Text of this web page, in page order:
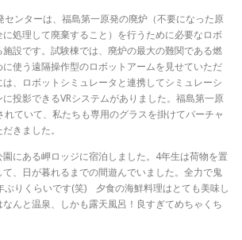
センターは、福島第一原発の廃炉（不要になった原
処理して廃棄すること）を行うために必要なロボ
設です。試験棟では、廃炉の最大の難関である燃
使う遠隔操作型のロボットアームを見せていただ
、ロボットシミュレータと連携してシミュレーシ
投影できるVRシステムがありました。福島第一原
れていて、私たちも専用のグラスを掛けてバーチャ
きました。
にある岬ロッジに宿泊しました。4年生は荷物を置
、日が暮れるまでの間遊んでいました。全力で鬼
ぶりくらいです(笑) 夕食の海鮮料理はとても美味し
んと温泉、しかも露天風呂！良すぎてめちゃくち